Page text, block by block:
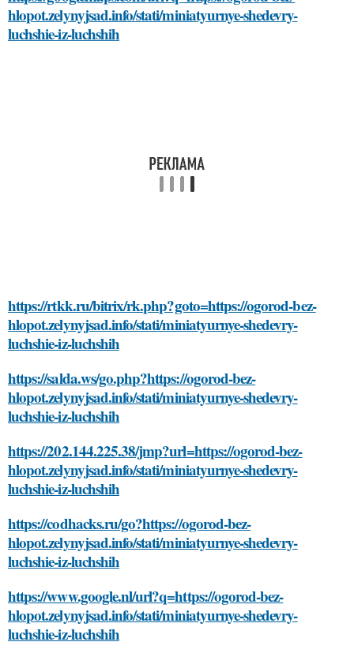
hlopot.zelynyjsad.info/stati/miniatyurnye-shedevry-
luchshie-iz-luchshih
https://rtkk.ru/bitrix/rk.php?goto=https://ogorod-bez-
hlopot.zelynyjsad.info/stati/miniatyurnye-shedevry-
luchshie-iz-luchshih
https://salda.ws/go.php?https://ogorod-bez-
hlopot.zelynyjsad.info/stati/miniatyurnye-shedevry-
luchshie-iz-luchshih
https://202.144.225.38/jmp?url=https://ogorod-bez-
hlopot.zelynyjsad.info/stati/miniatyurnye-shedevry-
luchshie-iz-luchshih
https://codhacks.ru/go?https://ogorod-bez-
hlopot.zelynyjsad.info/stati/miniatyurnye-shedevry-
luchshie-iz-luchshih
https://www.google.nl/url?q=https://ogorod-bez-
hlopot.zelynyjsad.info/stati/miniatyurnye-shedevry-
luchshie-iz-luchshih